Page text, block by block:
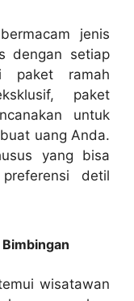
jenis
dengan setiap
paket ramah
paket
untuk
uang Anda.
yang bisa
detil
wisatawan